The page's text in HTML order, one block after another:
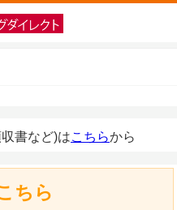
書など)はこちらから
ちら